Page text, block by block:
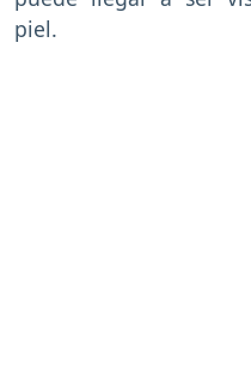
piel.